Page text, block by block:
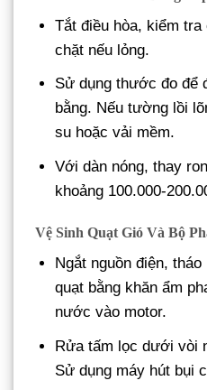
Tắt điều hòa, kiểm
chặt nếu lỏng.
Sử dụng thước đo để
bằng. Nếu tường lồi
su hoặc vải mềm.
Với dàn nóng, thay
khoảng 100.000-
Vệ Sinh Quạt Gió Và Bộ
Ngắt nguồn điện,
quạt bằng khăn ẩm
nước vào motor.
Rửa tấm lọc dưới vòi
Sử dụng máy hút bụi